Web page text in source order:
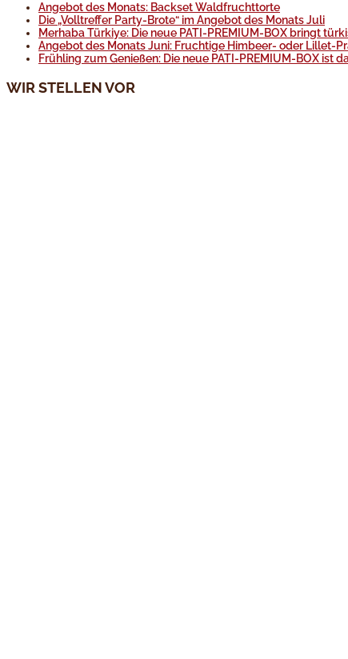
Angebot des Monats: Backset Waldfruchttorte
Die „Volltreffer Party-Brote“ im Angebot des Monats Juli
Merhaba Türkiye: Die neue PATI-PREMIUM-BOX bringt
Angebot des Monats Juni: Fruchtige Himbeer- oder Lillet-
Frühling zum Genießen: Die neue PATI-PREMIUM-BOX ist
WIR STELLEN VOR